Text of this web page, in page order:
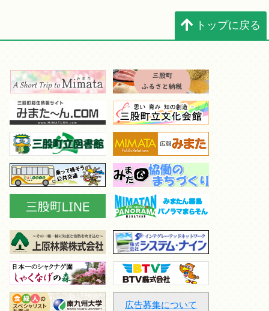
トップに戻る
広告募集について